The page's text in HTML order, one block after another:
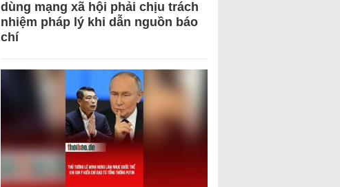
dùng mạng xã hội phải chịu trách
nhiệm pháp lý khi dẫn nguồn báo
chí